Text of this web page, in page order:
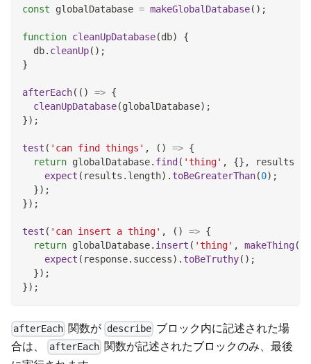
const globalDatabase = makeGlobalDatabase( ) ;
function cleanUpDatabase(db)
{
  db
. cleanUp( ) ;
}
afterEach( ( ) => {
cleanUpDatabase(globalDatabase) ;
}) ;
test ( 'can find things' , ( ) => {
return globalDatabase. find ( 'thing' , {} , results
expect ( results . length) . toBeGreaterThan(0) ;
}) ;
}) ;
test ( 'can insert a thing' , ( ) => {
return globalDatabase. insert ( 'thing' , makeThing(
expect ( response. success) . toBeTruthy( ) ;
}) ;
}) ;
afterEach 関数が describeブロック内に記述された場
合は、
afterEach 関数が記述されたブロックのみ、最後